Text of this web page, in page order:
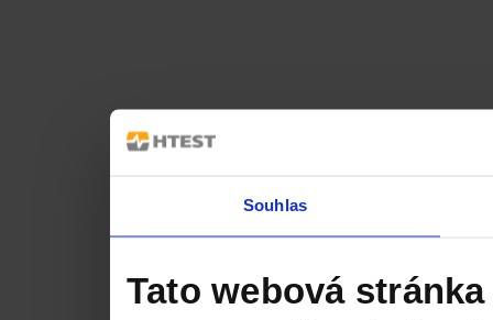
Souhlas
Tato webová